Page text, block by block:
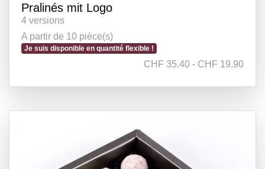
Pralinés mit Logo
4 versions
A partir de 10 pièce(s)
Je suis disponible en quantité flexible !
CHF 35.40 - CHF 19.90